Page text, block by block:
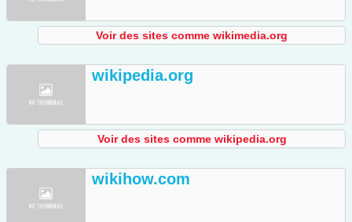
Voir des sites comme wikimedia.org
wikipedia.org
Voir des sites comme wikipedia.org
wikihow.com